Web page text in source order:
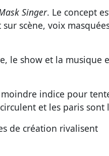
Singer. Le concept
scène, voix
le show et la musique
moindre indice pour
et les paris sont
de création rivalisent